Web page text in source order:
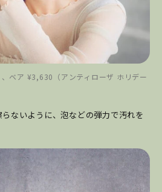
ベア ¥3,630（アンティローザ ホリデー
ないように、泡などの弾力で汚れを